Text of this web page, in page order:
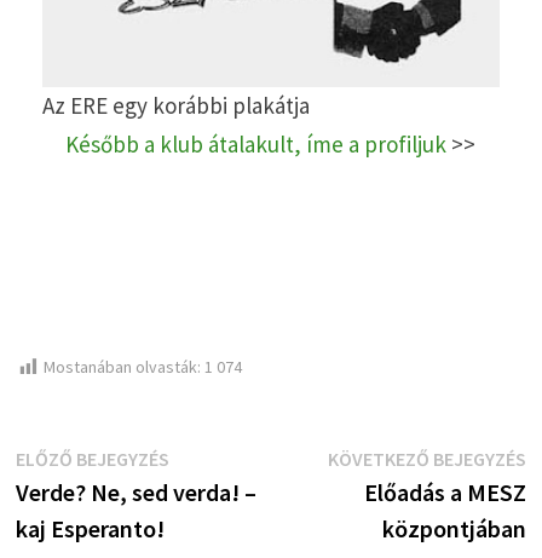
Az ERE egy korábbi plakátja
Később a klub átalakult, íme a profiljuk >>
Mostanában olvasták: 1 074
Bejegyzés
navigáció
ELŐZŐ BEJEGYZÉSElőző
bejegyzés:
Verde? Ne, sed verda! –
kaj Esperanto!
KÖVETKEZŐ BEJEGYZÉS
Előadás a MESZ
központjában